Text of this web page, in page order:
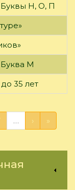
Буквы Н, О, П
Буква М
35 лет
… › »